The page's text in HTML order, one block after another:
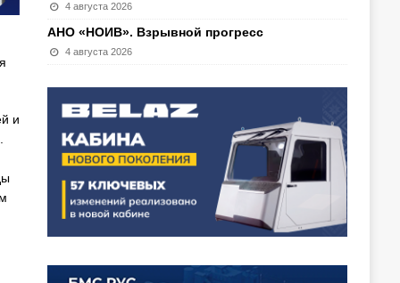
и
4 августа 2026
АНО «НОИВ». Взрывной прогресс
4 августа 2026